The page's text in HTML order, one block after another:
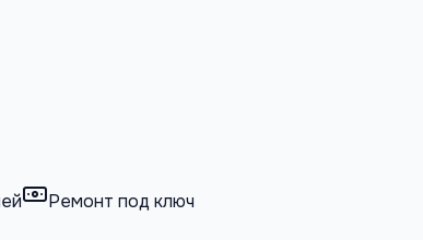
Ремонт под ключ